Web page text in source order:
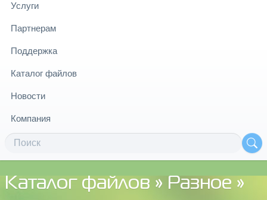
Услуги
Партнерам
Поддержка
Каталог файлов
Новости
Компания
Каталог файлов » Разное »